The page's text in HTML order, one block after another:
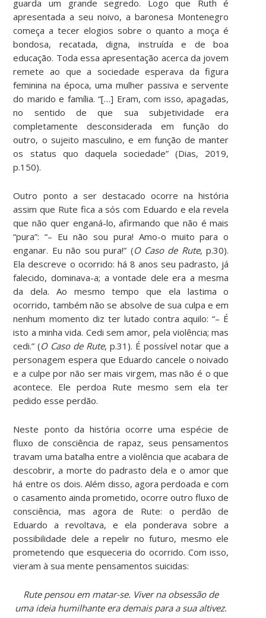
guarda um grande segredo. Logo que Ruth é
apresentada a seu noivo, a baronesa Montenegro
começa a tecer elogios sobre o quanto a moça é
bondosa, recatada, digna, instruída e de boa
educação. Toda essa apresentação acerca da jovem
remete ao que a sociedade esperava da figura
feminina na época, uma mulher passiva e servente
do marido e família. “[…] Eram, com isso, apagadas,
no sentido de que sua subjetividade era
completamente desconsiderada em função do
outro, o sujeito masculino, e em função de manter
os status quo daquela sociedade” (Dias, 2019,
p.150).
Outro ponto a ser destacado ocorre na história
assim que Rute fica a sós com Eduardo e ela revela
que não quer enganá-lo, afirmando que não é mais
“pura”: “– Eu não sou pura! Amo-o muito para o
enganar. Eu não sou pura!” (O Caso de Rute, p.30).
Ela descreve o ocorrido: há 8 anos seu padrasto, já
falecido, dominava-a; a vontade dele era a mesma
da dela. Ao mesmo tempo que ela lastima o
ocorrido, também não se absolve de sua culpa e em
nenhum momento diz ter lutado contra aquilo: “– É
isto a minha vida. Cedi sem amor, pela violência; mas
cedi.” (O Caso de Rute, p.31). É possível notar que a
personagem espera que Eduardo cancele o noivado
e a culpe por não ser mais virgem, mas não é o que
acontece. Ele perdoa Rute mesmo sem ela ter
pedido esse perdão.
Neste ponto da história ocorre uma espécie de
fluxo de consciência de rapaz, seus pensamentos
travam uma batalha entre a violência que acabara de
descobrir, a morte do padrasto dela e o amor que
há entre os dois. Além disso, agora perdoada e com
o casamento ainda prometido, ocorre outro fluxo de
consciência, mas agora de Rute: o perdão de
Eduardo a revoltava, e ela ponderava sobre a
possibilidade dele a repelir no futuro, mesmo ele
prometendo que esqueceria do ocorrido. Com isso,
vieram à sua mente pensamentos suicidas:
Rute pensou em matar-se. Viver na obsessão de
uma ideia humilhante era demais para a sua altivez.